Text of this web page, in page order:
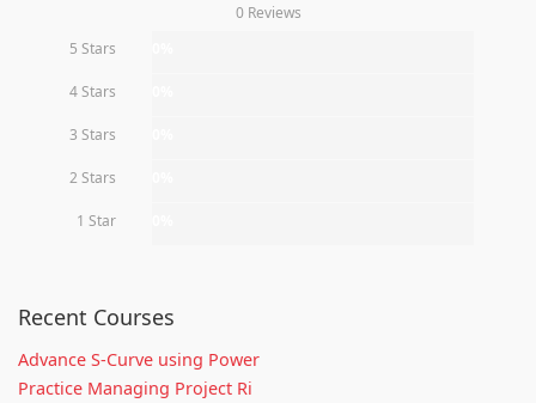
0 Reviews
5 Stars
4 Stars
3 Stars
2 Stars
1 Star
Recent Courses
Advance S-Curve using Power
Practice Managing Project Ri